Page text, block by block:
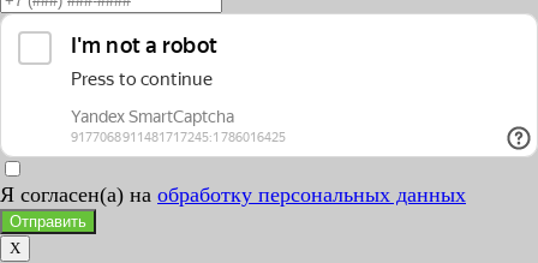
Я согласен(а) на обработку персональных данных
Отправить
X